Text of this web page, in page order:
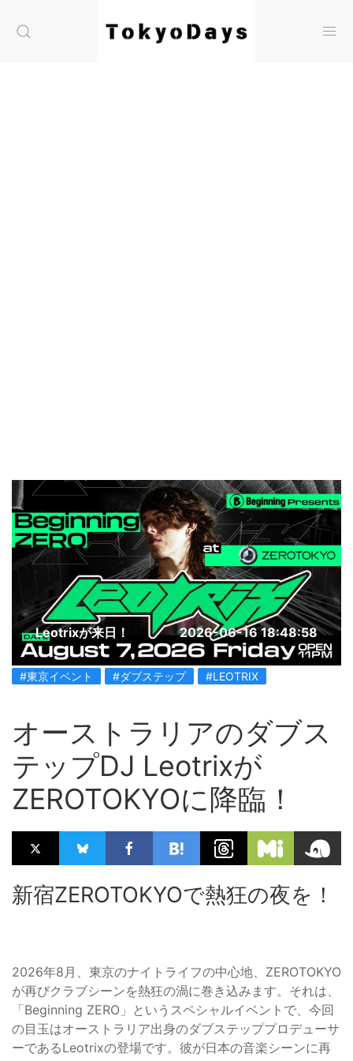
Leotrixが来日！ 2026-06-16 18:48:58
#東京イベント #ダブステップ #LEOTRIX
オーストラリアのダブス
テップDJ Leotrixが
ZEROTOKYOに降臨！
新宿ZEROTOKYOで熱狂の夜を！
2026年8月、東京のナイトライフの中心地、ZEROTOKYO
が再びクラブシーンを熱狂の渦に巻き込みます。それは、
「Beginning ZERO」というスペシャルイベントで、今回
の目玉はオーストラリア出身のダブステッププロデューサ
ーであるLeotrixの登場です。彼が日本の音楽シーンに再